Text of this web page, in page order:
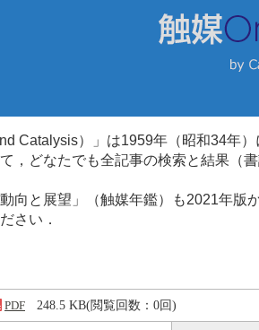
Catalysis）」は1959年（昭和34年
，どなたでも全記事の検索と結果（
向と展望」（触媒年鑑）も2021年
さい．
PDF 248.5 KB(閲覧回数：0回)